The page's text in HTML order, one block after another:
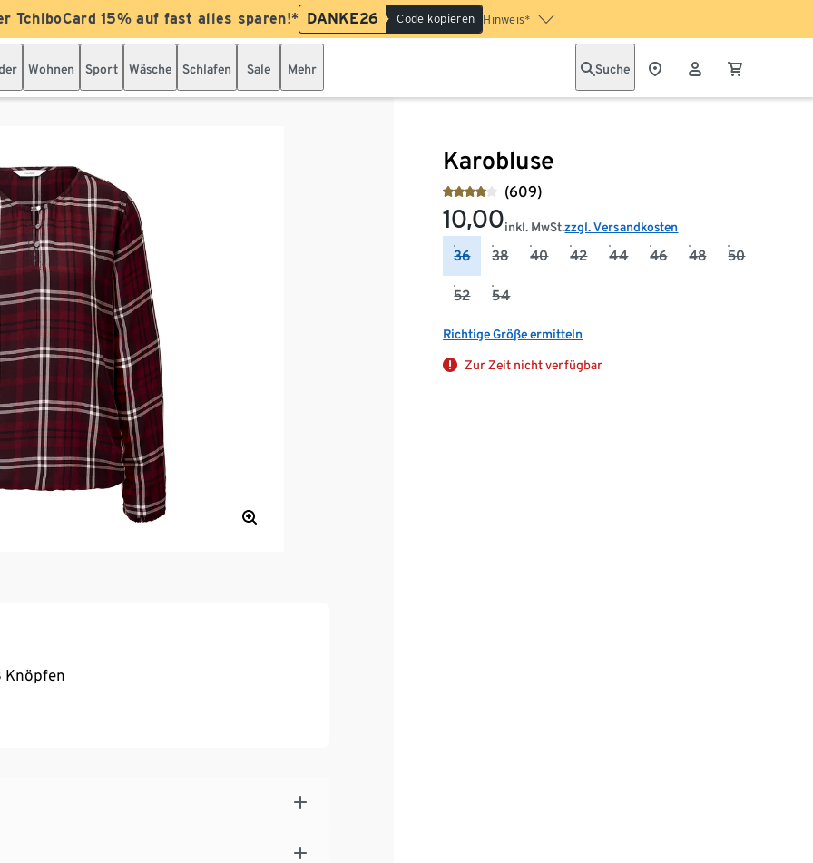
TchiboCard 15% auf fast alles sparen!* DANKE26 Code kopieren Hinweis*
Wohnen Sport Wäsche Schlafen Sale Mehr Suche
Karobluse
(609)
10,00inkl. MwSt.zzgl. Versandkosten
36 38 40 42 44 46 48 50
52 54
Richtige Größe ermitteln
Zur Zeit nicht verfügbar
Knöpfen